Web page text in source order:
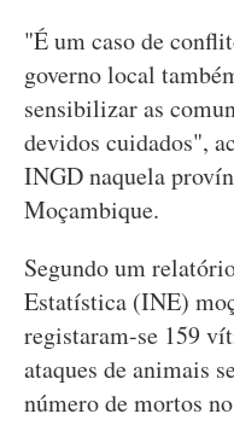
"É um caso de
governo local
sensibilizar as
devidos cuidados",
INGD naquela
Moçambique.
Segundo um
Estatística (INE)
registaram-se 159
ataques de animais
número de mortos